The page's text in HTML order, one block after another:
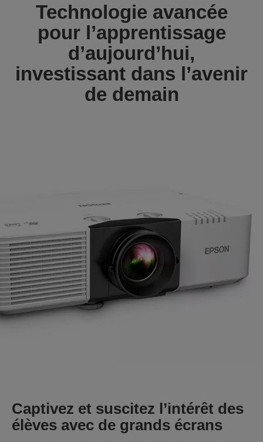
Technologie avancée
pour l’apprentissage
d’aujourd’hui,
investissant dans l’avenir
de demain
Captivez et suscitez l’intérêt des
élèves avec de grands écrans